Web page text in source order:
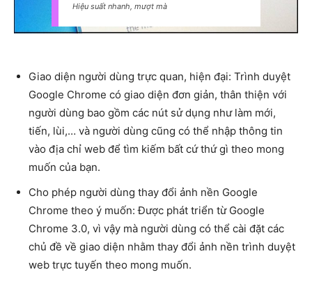
Hiệu suất nhanh, mượt mà
Giao diện người dùng trực quan, hiện đại: Trình duyệt
Google Chrome có giao diện đơn giản, thân thiện với
người dùng bao gồm các nút sử dụng như làm mới,
tiến, lùi,… và người dùng cũng có thể nhập thông tin
vào địa chỉ web để tìm kiếm bất cứ thứ gì theo mong
muốn của bạn.
Cho phép người dùng thay đổi ảnh nền Google
Chrome theo ý muốn: Được phát triển từ Google
Chrome 3.0, vì vậy mà người dùng có thể cài đặt các
chủ đề về giao diện nhằm thay đổi ảnh nền trình duyệt
web trực tuyến theo mong muốn.